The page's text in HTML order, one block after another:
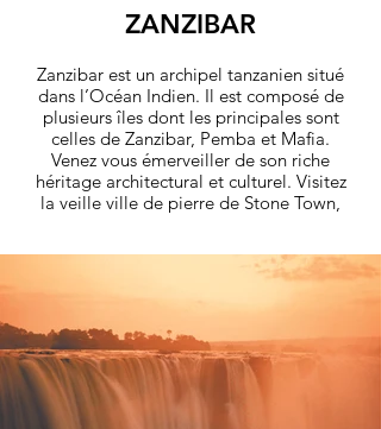
ZANZIBAR
Zanzibar est un archipel tanzanien situé
dans l’Océan Indien. Il est composé de
plusieurs îles dont les principales sont
celles de Zanzibar, Pemba et Mafia.
Venez vous émerveiller de son riche
héritage architectural et culturel. Visitez
la veille ville de pierre de Stone Town,
de sable blanc. L’intérieur de l’île se
compose de nombreuses plantations:
muscade, clous de girofle, vanille,
cannelle… C’est pourquoi on la
surnomme l’île aux épices.
Quotidiennement reliée au continent,
c’est la destination idéale pour se
relaxer et se ressourcer après un safari